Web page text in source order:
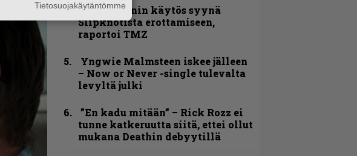
Sid Wilsonin käytös syynä
Slipknotista erottamiseen,
raportoi TMZ
Yngwie Malmsteen iskee jälleen
– Now or Never -single tulevalta
levyltä julki
”En kadu mitään” – Rick Rozz ei
tunne katkeruutta siitä, ettei ollut
mukana Deathin debyytillä
Tietosuojakäytäntömme